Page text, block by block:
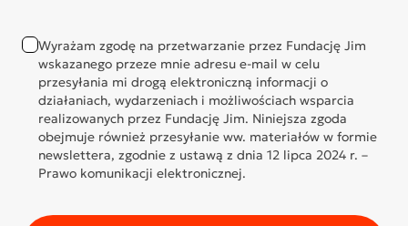
Wyrażam zgodę na przetwarzanie przez Fundację Jim
wskazanego przeze mnie adresu e-mail w celu
przesyłania mi drogą elektroniczną informacji o
działaniach, wydarzeniach i możliwościach wsparcia
realizowanych przez Fundację Jim. Niniejsza zgoda
obejmuje również przesyłanie ww. materiałów w formie
newslettera, zgodnie z ustawą z dnia 12 lipca 2024 r. –
Prawo komunikacji elektronicznej.